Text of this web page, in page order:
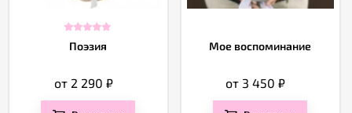
Поэзия
от 2 290 ₽
Мое воспоминание
от 3 450₽